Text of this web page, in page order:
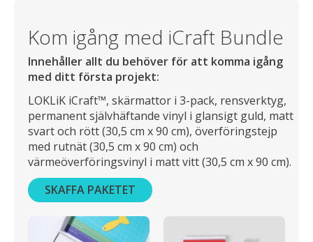
Kom igång med iCraft Bundle
Innehåller allt du behöver för att komma igång
med ditt första projekt:
LOKLiK iCraft™, skärmattor i 3-pack, rensverktyg,
permanent självhäftande vinyl i glansigt guld, matt
svart och rött (30,5 cm x 90 cm), överföringstejp
med rutnät (30,5 cm x 90 cm) och
värmeöverföringsvinyl i matt vitt (30,5 cm x 90 cm).
SKAFFA PAKETET